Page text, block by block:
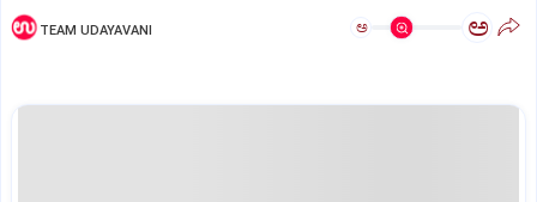
TEAM UDAYAVANI ಅ ಅ